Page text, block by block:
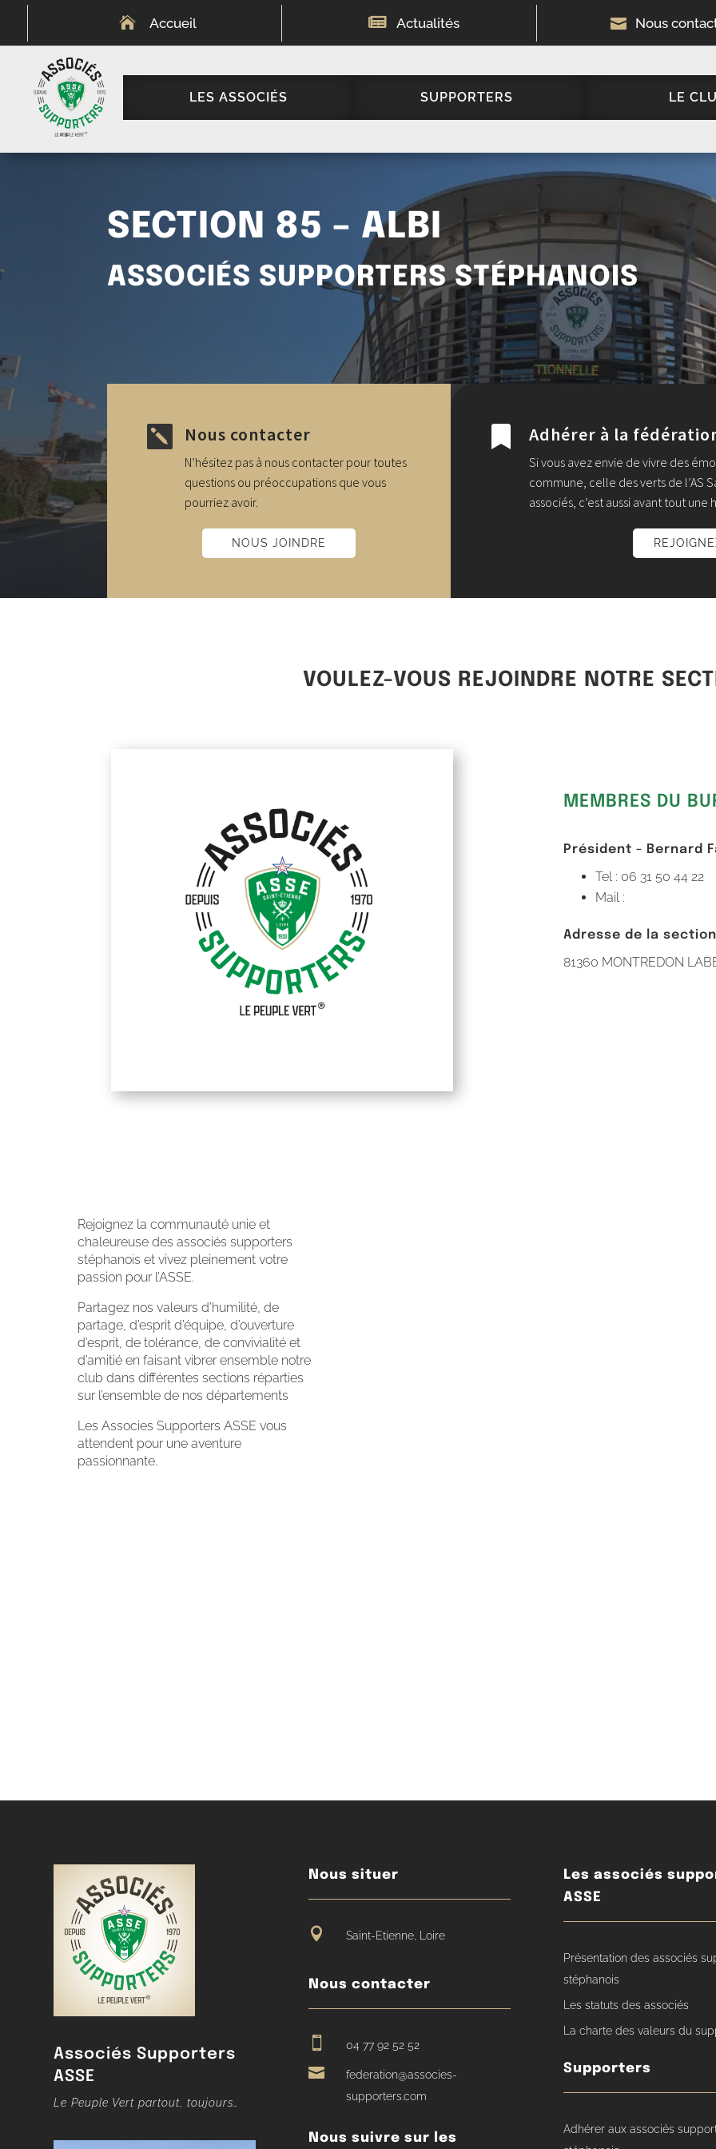
 Accueil  Actualités  Nous
LES ASSOCIÉS SUPPORTERS LE
SECTION 85 – ALBI
ASSOCIÉS SUPPORTERS STÉPHANOIS
 Nous contacter
N’hésitez pas à nous contacter pour toutes
questions ou préoccupations que vous
pourriez avoir.
NOUS JOINDRE
 Adhérer à la
Si vous avez envie de vivre des
commune, celle des verts de l’AS
associés, c’est aussi avant tout une
VOULEZ-VOUS REJOINDRE NOTRE
MEMBRES DU
Président - Bernard
Tel : 06 31 50 44 22
Mail :
Adresse de la section
81360 MONTREDON
Rejoignez la communauté unie et
chaleureuse des associés supporters
stéphanois et vivez pleinement votre
passion pour l’ASSE.
Partagez nos valeurs d’humilité, de
partage, d’esprit d’équipe, d’ouverture
d’esprit, de tolérance, de convivialité et
d’amitié en faisant vibrer ensemble notre
club dans différentes sections réparties
sur l’ensemble de nos départements
Les Associes Supporters ASSE vous
attendent pour une aventure
passionnante.
Associés Supporters
ASSE
Le Peuple Vert partout, toujours…
Nous situer
 Saint-Etienne, Loire
Nous contacter
 04 77 92 52 52

federation@associes-
supporters.com
Nous suivre sur les
Les associés
ASSE
Présentation des associés
stéphanois
Les statuts des associés
La charte des valeurs du
Supporters
Adhérer aux associés